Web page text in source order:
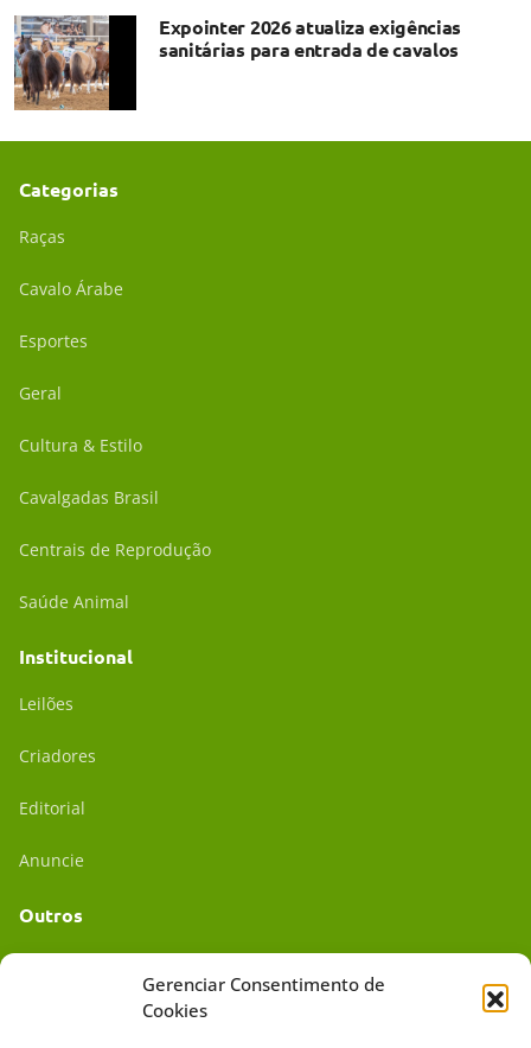
Gerenciar Consentimento de
Cookies
Expointer 2026 atualiza exigências
sanitárias para entrada de cavalos
Categorias
Raças
Cavalo Árabe
Esportes
Geral
Cultura & Estilo
Cavalgadas Brasil
Centrais de Reprodução
Saúde Animal
Institucional
Leilões
Criadores
Editorial
Anuncie
Outros